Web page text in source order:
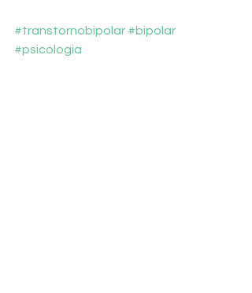
#transtornobipolar #bipolar
#psicologia